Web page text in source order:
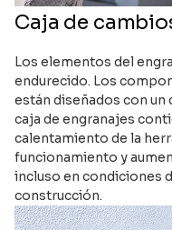
Caja de
Los elementos del
endurecido. Los
están diseñados con un
caja de engranajes
calentamiento de la
funcionamiento y
incluso en condiciones
construcción.